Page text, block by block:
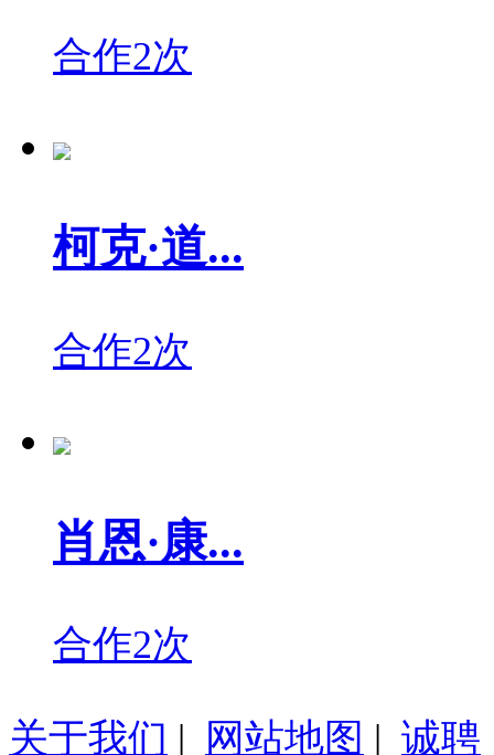
合作2次
柯克·道...
合作2次
肖恩·康...
合作2次
关于我们 | 网站地图 | 诚聘